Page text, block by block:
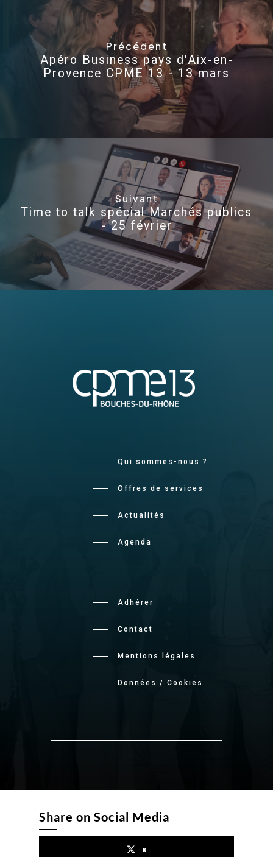
Précédent
Apéro Business pays d'Aix-en-
Provence CPME 13 - 13 mars
Suivant
Time to talk spécial Marchés publics
- 25 février
Qui sommes-nous ?
Offres de services
Actualités
Agenda
Adhérer
Contact
Mentions légales
Données / Cookies
Share on Social Media
x